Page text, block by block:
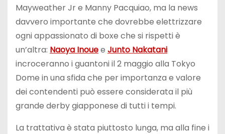
Mayweather Jr e Manny Pacquiao, ma la news
davvero importante che dovrebbe elettrizzare
ogni appassionato di boxe che si rispetti è
un’altra: Naoya Inouee Junto Nakatani
incroceranno i guantoni il 2 maggio alla Tokyo
Dome in una sfida che per importanza e valore
dei contendenti può essere considerata il più
grande derby giapponese di tutti i tempi.
La trattativa è stata piuttosto lunga, ma alla fine i